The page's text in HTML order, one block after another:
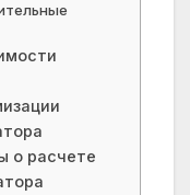
о расчете